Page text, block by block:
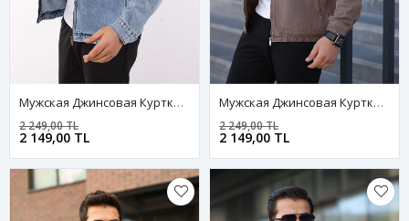
Мужская Джинсовая Куртка-Бомбер Оверсайз Цвета Хаки, Стираная Модель На Молнии
2 149,00 TL
2 249,00 TL
Мужская Джинсовая Куртка-Бомбер Оверсайз Цвета Хаки, Стираная Модель На Молнии
2 149,00 TL
2 249,00 TL